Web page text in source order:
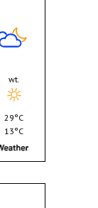
wt.
29°C
13°C